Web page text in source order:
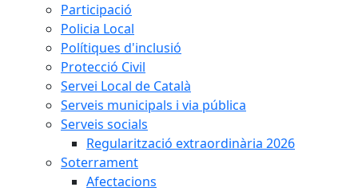
Participació
Policia Local
Polítiques d'inclusió
Protecció Civil
Servei Local de Català
Serveis municipals i via pública
Serveis socials
Regularització extraordinària 2026
Soterrament
Afectacions